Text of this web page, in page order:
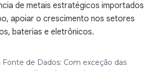
de metais estratégicos importados
apoiar o crescimento nos setores
baterias e eletrônicos.
Fonte de Dados: Com exceção das